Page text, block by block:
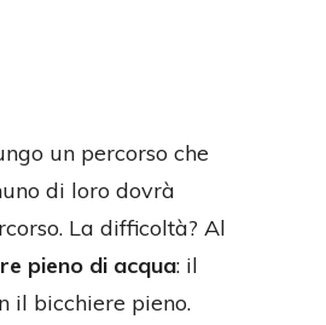
un percorso che
di loro dovrà
La difficoltà? Al
pieno di acqua: il
il bicchiere pieno.